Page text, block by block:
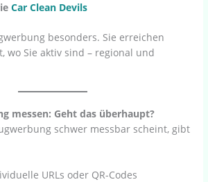
Car Clean Devils
besonders. Sie erreichen
wo Sie aktiv sind – regional und
messen: Geht das überhaupt?
schwer messbar scheint, gibt
URLs oder QR-Codes